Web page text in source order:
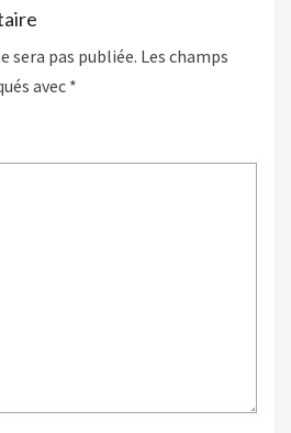
sera pas publiée. Les champs
avec *